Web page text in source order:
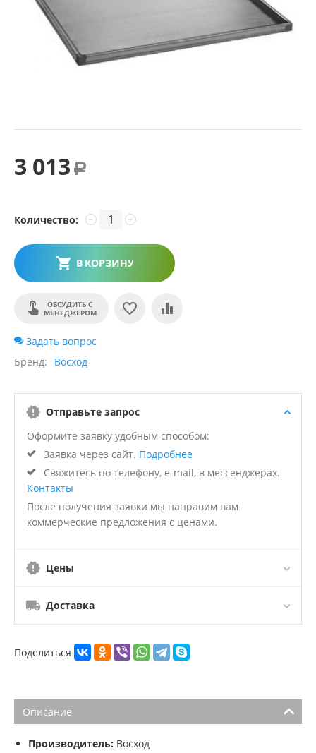
3 013 Р
Количество: +
−
В КОРЗИНУ
ОБСУДИТЬ С
МЕНЕДЖЕРОМ
Задать вопрос
Бренд
Восход
Отправьте запрос
Оформите заявку удобным способом:
Заявка через сайт. Подробнее
Свяжитесь по телефону, e-mail, в мессенджерах.
Контакты
После получения заявки мы направим вам
коммерческие предложения с ценами.
Цены
Доставка
Поделиться
Описание
Производитель: Восход